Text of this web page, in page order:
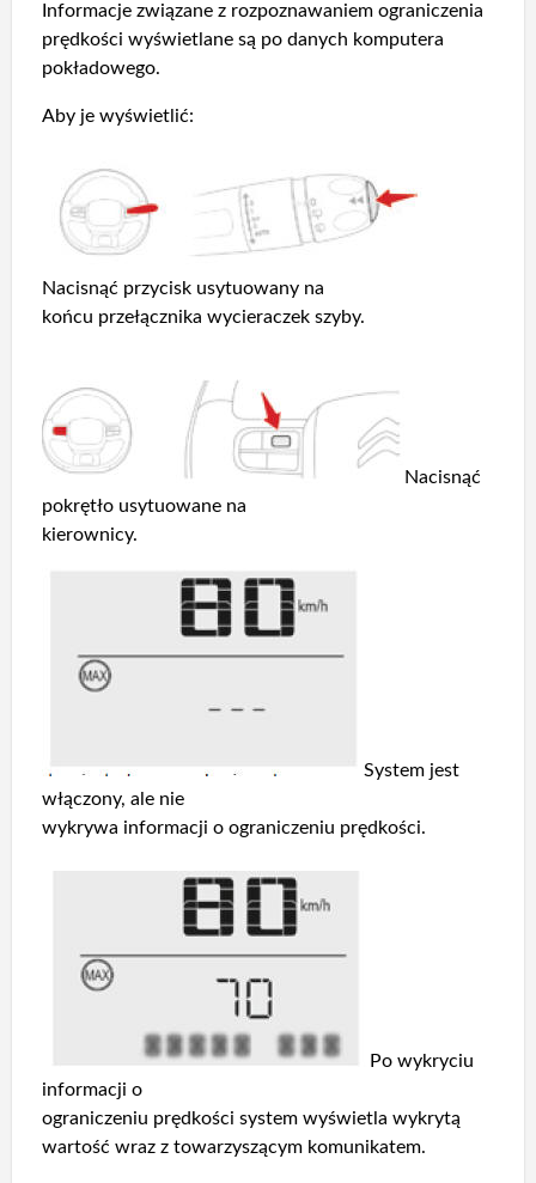
Informacje związane z rozpoznawaniem ograniczenia
prędkości wyświetlane są po danych komputera
pokładowego.
Aby je wyświetlić:
Nacisnąć przycisk usytuowany na
końcu przełącznika wycieraczek szyby.
Nacisnąć
pokrętło usytuowane na
kierownicy.
System jest
włączony, ale nie
wykrywa informacji o ograniczeniu prędkości.
Po wykryciu
informacji o
ograniczeniu prędkości system wyświetla wykrytą
wartość wraz z towarzyszącym komunikatem.